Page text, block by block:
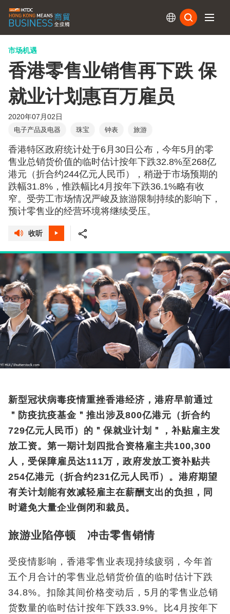
市场机遇
香港零售业销售再下跌 保
就业计划惠百万雇员
2020年07月02日
电子产品及电器 珠宝 钟表 旅游
香港特区政府统计处于6月30日公布，今年5月的零
售业总销货价值的临时估计按年下跌32.8%至268亿
港元（折合约244亿元人民币），稍逊于市场预期的
跌幅31.8%，惟跌幅比4月按年下跌36.1%略有收
窄。受劳工市场情况严峻及旅游限制持续的影响下，
预计零售业的经营环境将继续受压。
收听
新型冠状病毒疫情重挫香港经济，港府早前通过
＂防疫抗疫基金＂推出涉及800亿港元（折合约
729亿元人民币）的＂保就业计划＂，补贴雇主发
放工资。第一期计划四批合资格雇主共100,300
人，受保障雇员达111万，政府发放工资补贴共
254亿港元（折合约231亿元人民币）。港府期望
有关计划能有效减轻雇主在薪酬支出的负担，同
时避免大量企业倒闭和裁员。
旅游业陷停顿 冲击零售销情
受疫情影响，香港零售业表现持续疲弱，今年首
五个月合计的零售业总销货价值的临时估计下跌
34.8%。扣除其间价格变动后，5月的零售业总销
货数量的临时估计按年下跌33.9%。比4月按年下